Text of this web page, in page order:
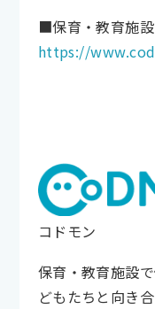
■保育・教育施
https://
コドモン
保育・教育施設
どもたちと向き